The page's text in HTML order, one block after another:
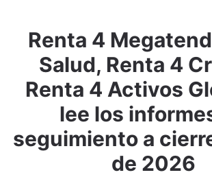
Renta 4
Salud, Renta 4
Renta 4 Activos
lee los
seguimiento a
de 2026